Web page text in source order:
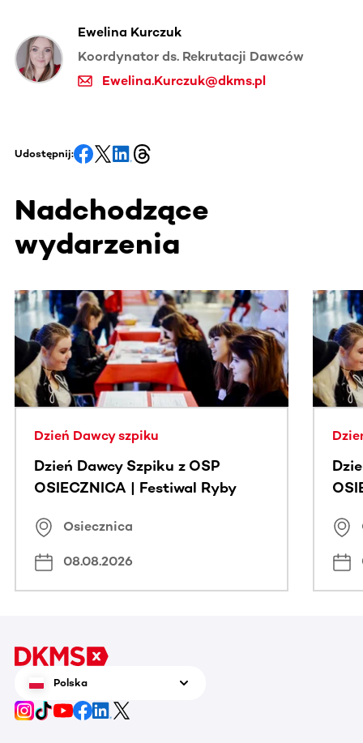
Ewelina Kurczuk
Koordynator ds. Rekrutacji Dawców
Ewelina.Kurczuk@dkms.pl
Udostępnij:
Nadchodzące
wydarzenia
Ta sekcja zawiera treści przewijane w poziomie. Użyj
Dzień Dawcy szpiku
Dzień Dawcy Szpiku z OSP
OSIECZNICA | Festiwal Ryby
Osiecznica
08.08.2026
Polska